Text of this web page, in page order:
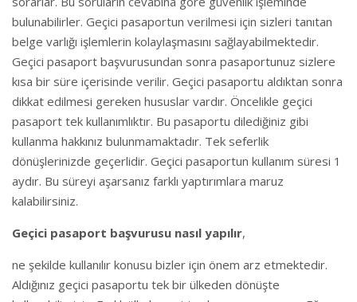
bulunabilirler. Geçici pasaportun verilmesi için sizleri tanıtan
belge varlığı işlemlerin kolaylaşmasını sağlayabilmektedir.
Geçici pasaport başvurusundan sonra pasaportunuz sizlere
kısa bir süre içerisinde verilir. Geçici pasaportu aldıktan sonra
dikkat edilmesi gereken hususlar vardır. Öncelikle geçici
pasaport tek kullanımlıktır. Bu pasaportu dilediğiniz gibi
kullanma hakkınız bulunmamaktadır. Tek seferlik
dönüşlerinizde geçerlidir. Geçici pasaportun kullanım süresi 1
aydır. Bu süreyi aşarsanız farklı yaptırımlara maruz
kalabilirsiniz.
Geçici pasaport başvurusu nasıl yapılır,
ne şekilde kullanılır konusu bizler için önem arz etmektedir.
Aldığınız geçici pasaportu tek bir ülkeden dönüşte